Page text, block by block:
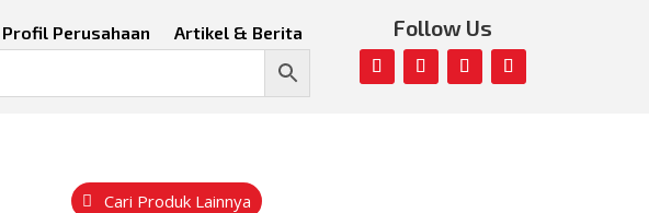
Profil Perusahaan Artikel & Berita Follow Us
Cari Produk Lainnya